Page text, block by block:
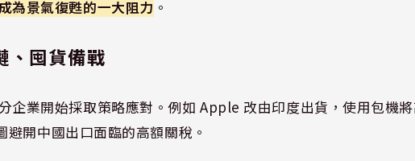
為景氣復甦的一大阻力 。
、囤貨備戰
企業開始採取策略應對。例如 Apple 改由印度出貨，使用包機
開中國出口面臨的高額關稅。